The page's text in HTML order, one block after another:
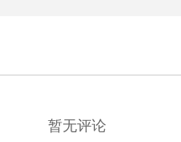
暂无评论